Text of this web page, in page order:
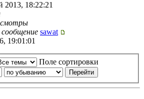
2013, 18:22:21
сообщение sawat
19:01:01
Поле сортировки